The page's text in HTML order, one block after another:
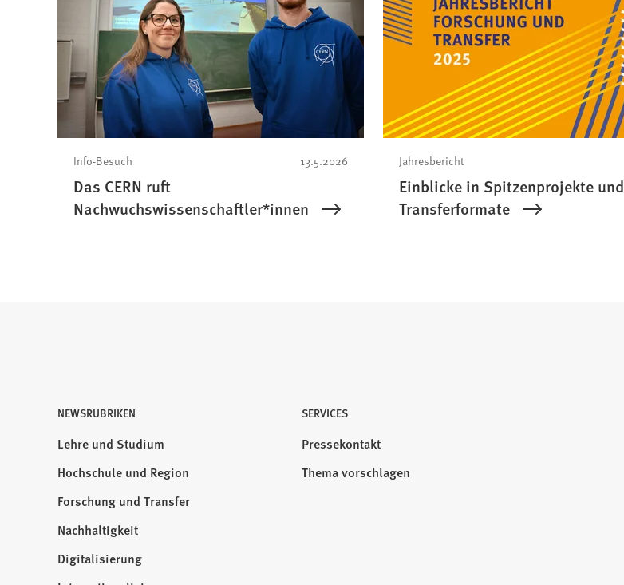
13.5.2026
Info-Besuch
Das CERN ruft
Nachwuchswissenschaftler*innen
Jahresbericht
Einblicke in Spitzenprojekte und
Transferformate
NEWSRUBRIKEN
Lehre und Studium
Hochschule und Region
Forschung und Transfer
Nachhaltigkeit
Digitalisierung
SERVICES
Pressekontakt
Thema vorschlagen
Besuchen
Sie
auf: